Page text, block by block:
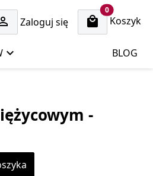
Zaloguj się 
0cart items
Koszyk
BLOG
-